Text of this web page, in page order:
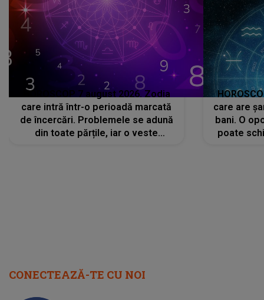
HOROSCOP 7 august 2026. Zodia
care intră într-o perioadă marcată
de încercări. Problemele se adună
din toate părțile, iar o veste
care are
bani. O
poate
CONECTEAZĂ-TE CU NOI